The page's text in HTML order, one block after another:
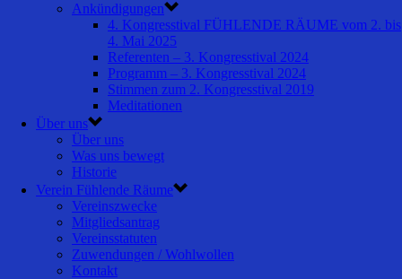
Ankündigungen
4. Kongresstival FÜHLENDE RÄUME vom 2. bis
4. Mai 2025
Referenten – 3. Kongresstival 2024
Programm – 3. Kongresstival 2024
Stimmen zum 2. Kongresstival 2019
Meditationen
Über uns
Über uns
Was uns bewegt
Historie
Verein Fühlende Räume
Vereinszwecke
Mitgliedsantrag
Vereinsstatuten
Zuwendungen / Wohlwollen
Kontakt